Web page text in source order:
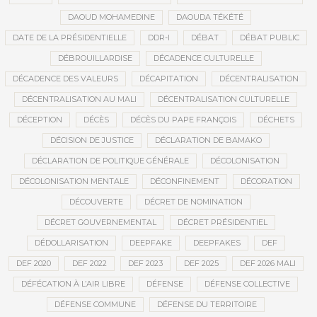
DAOUD MOHAMEDINE DAOUDA TÉKÉTÉ
DATE DE LA PRÉSIDENTIELLE DDR-I DÉBAT DÉBAT PUBLIC
DÉBROUILLARDISE DÉCADENCE CULTURELLE
DÉCADENCE DES VALEURS DÉCAPITATION DÉCENTRALISATION
DÉCENTRALISATION AU MALI DÉCENTRALISATION CULTURELLE
DÉCEPTION DÉCÈS DÉCÈS DU PAPE FRANÇOIS DÉCHETS
DÉCISION DE JUSTICE DÉCLARATION DE BAMAKO
DÉCLARATION DE POLITIQUE GÉNÉRALE DÉCOLONISATION
DÉCOLONISATION MENTALE DÉCONFINEMENT DÉCORATION
DÉCOUVERTE DÉCRET DE NOMINATION
DÉCRET GOUVERNEMENTAL DÉCRET PRÉSIDENTIEL
DÉDOLLARISATION DEEPFAKE DEEPFAKES DEF
DEF 2020 DEF 2022 DEF 2023 DEF 2025 DEF 2026 MALI
DÉFÉCATION À L’AIR LIBRE DÉFENSE DÉFENSE COLLECTIVE
DÉFENSE COMMUNE DÉFENSE DU TERRITOIRE